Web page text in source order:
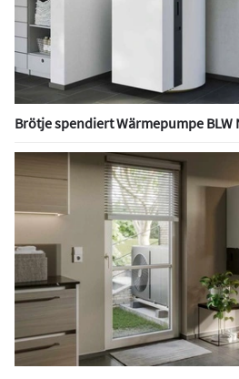
Brötje spendiert Wärmepumpe BLW